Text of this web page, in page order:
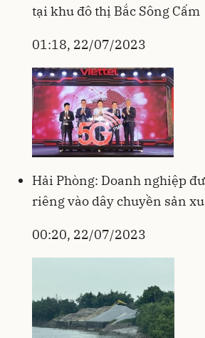
tại khu đô thị Bắc Sông Cấm
01:18, 22/07/2023
Hải Phòng: Doanh nghiệp
riêng vào dây chuyền sản
00:20, 22/07/2023